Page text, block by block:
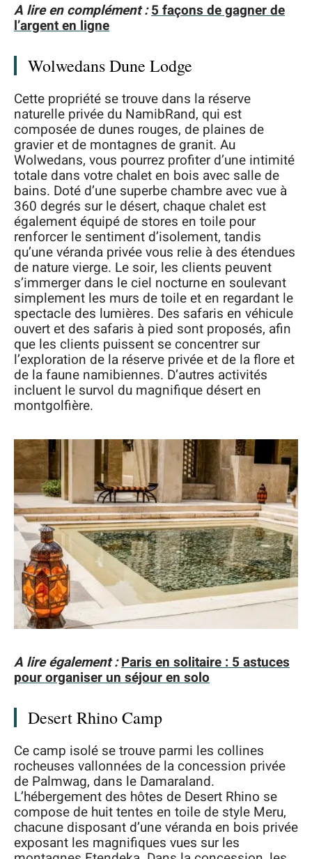
A lire en complément :5 façons de gagner de
l’argent en ligne
Wolwedans Dune Lodge
Cette propriété se trouve dans la réserve
naturelle privée du NamibRand, qui est
composée de dunes rouges, de plaines de
gravier et de montagnes de granit. Au
Wolwedans, vous pourrez profiter d’une intimité
totale dans votre chalet en bois avec salle de
bains. Doté d’une superbe chambre avec vue à
360 degrés sur le désert, chaque chalet est
également équipé de stores en toile pour
renforcer le sentiment d’isolement, tandis
qu’une véranda privée vous relie à des étendues
de nature vierge. Le soir, les clients peuvent
s’immerger dans le ciel nocturne en soulevant
simplement les murs de toile et en regardant le
spectacle des lumières. Des safaris en véhicule
ouvert et des safaris à pied sont proposés, afin
que les clients puissent se concentrer sur
l’exploration de la réserve privée et de la flore et
de la faune namibiennes. D’autres activités
incluent le survol du magnifique désert en
montgolfière.
A lire également :Paris en solitaire : 5 astuces
pour organiser un séjour en solo
Desert Rhino Camp
Ce camp isolé se trouve parmi les collines
rocheuses vallonnées de la concession privée
de Palmwag, dans le Damaraland.
L’hébergement des hôtes de Desert Rhino se
compose de huit tentes en toile de style Meru,
chacune disposant d’une véranda en bois privée
exposant les magnifiques vues sur les